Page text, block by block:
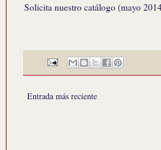
Solicita nuestro catálogo (mayo
Entrada más reciente